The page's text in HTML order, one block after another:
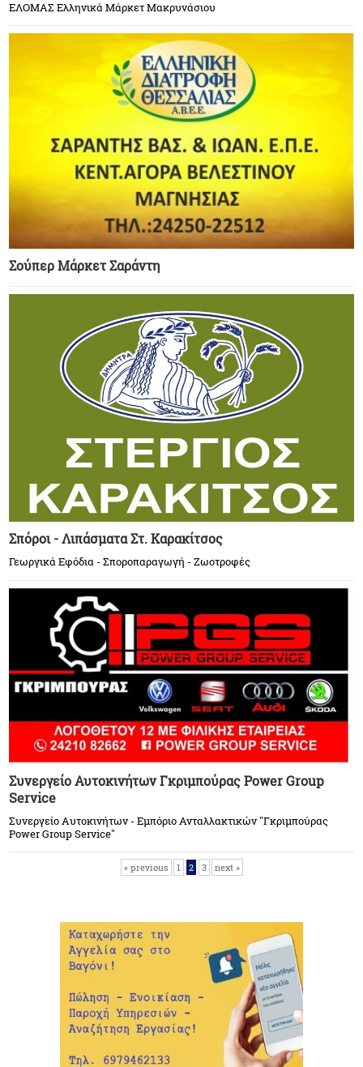
ΕΛΟΜΑΣ Ελληνικά Μάρκετ Μακρυνάσιου
Σούπερ Μάρκετ Σαράντη
Σπόροι - Λιπάσματα Στ. Καρακίτσος
Γεωργικά Εφόδια - Σποροπαραγωγή - Ζωοτροφές
Συνεργείο Αυτοκινήτων Γκριμπούρας Power Group
Service
Συνεργείο Αυτοκινήτων - Εμπόριο Ανταλλακτικών "Γκριμπούρας
Power Group Service"
« previous 1 2 3 next »